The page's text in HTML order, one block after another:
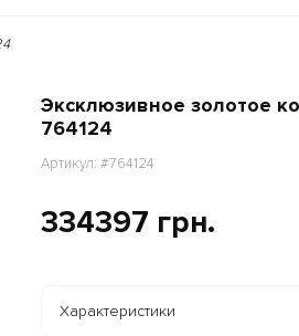
Эксклюзивное золотое
764124
Артикул: #764124
334397 грн.
Характеристики